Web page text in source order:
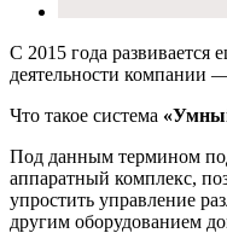
С 2015 года развивается
деятельности компании
Что такое система
Под данным термином
аппаратный комплекс,
упростить управление
другим оборудованием